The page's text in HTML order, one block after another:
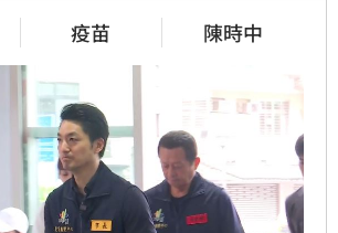
疫苗 陳時中